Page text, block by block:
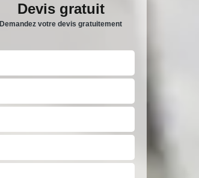
Devis gratuit
Demandez votre devis gratuitement